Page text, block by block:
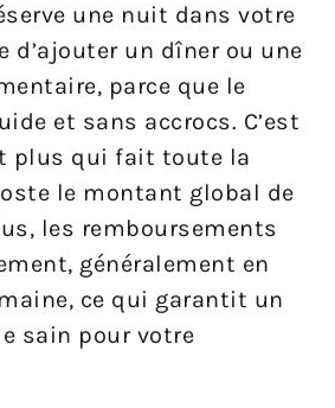
une nuit dans votre
d’ajouter un dîner ou une
parce que le
et sans accrocs. C’est
plus qui fait toute la
le montant global de
les remboursements
généralement en
ce qui garantit un
sain pour votre